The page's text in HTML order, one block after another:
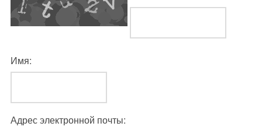
Имя:
Адрес электронной почты: